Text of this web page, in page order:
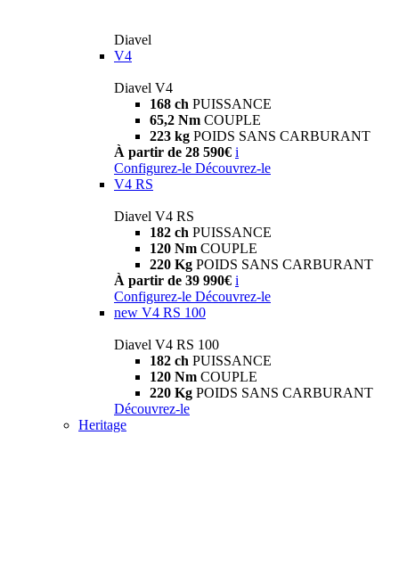
Diavel
V4
Diavel V4
168 ch PUISSANCE
65,2 Nm COUPLE
223 kg POIDS SANS CARBURANT
À partir de 28 590€ i
Configurez-le Découvrez-le
V4 RS
Diavel V4 RS
182 ch PUISSANCE
120 Nm COUPLE
220 Kg POIDS SANS CARBURANT
À partir de 39 990€ i
Configurez-le Découvrez-le
new V4 RS 100
Diavel V4 RS 100
182 ch PUISSANCE
120 Nm COUPLE
220 Kg POIDS SANS CARBURANT
Découvrez-le
Heritage